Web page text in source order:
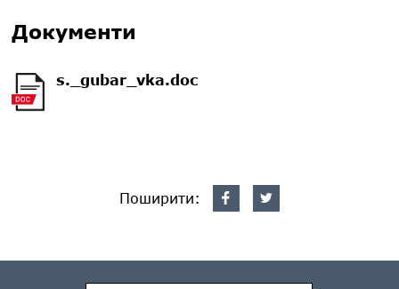
Документи
s._gubar_vka.doc
Поширити: